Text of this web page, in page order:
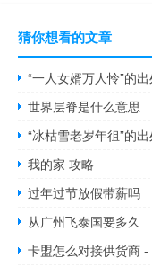
猜你想看的文章
“一人女婿万人怜”的
世界层脊是什么意思
“冰枯雪老岁年徂”的
我的家 攻略
过年过节放假带薪吗
从广州飞泰国要多久